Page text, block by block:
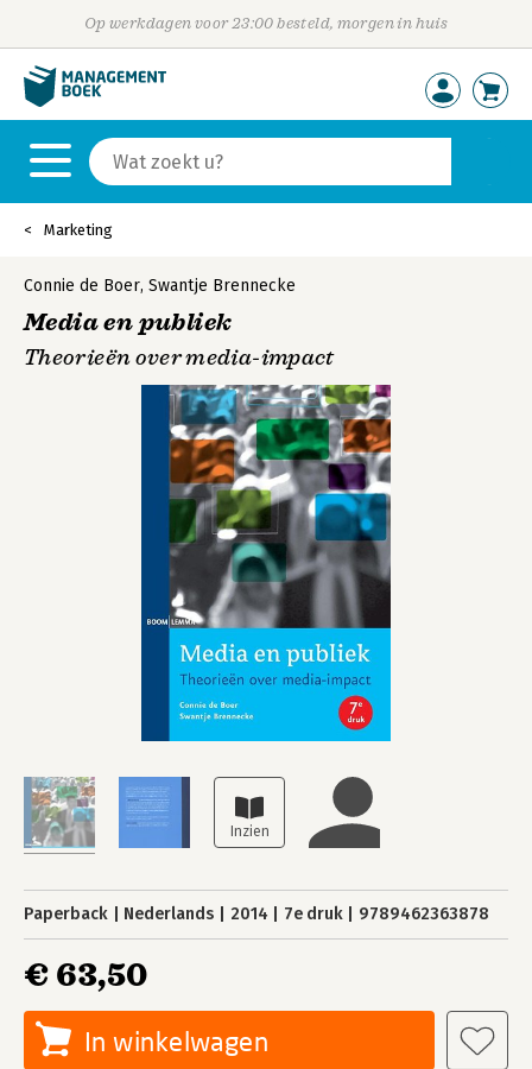
Op werkdagen voor 23:00 besteld, morgen in huis
Marketing
Connie de Boer, Swantje Brennecke
Media en publiek
Theorieën over media-impact
Paperback Nederlands 2014 7e druk 9789462363878
€ 63,50
In winkelwagen